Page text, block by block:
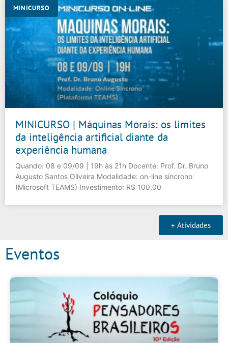
MINICURSO
MINICURSO | Máquinas Morais: os limites
da inteligência artificial diante da
experiência humana
Quando: 08 e 09/09 | 19h às 21h Docente: Prof. Dr. Bruno
Augusto Santos Oliveira Modalidade: on-line síncrono
(Microsoft TEAMS) Investimento: R$ 100,00
+ Atividades
Eventos